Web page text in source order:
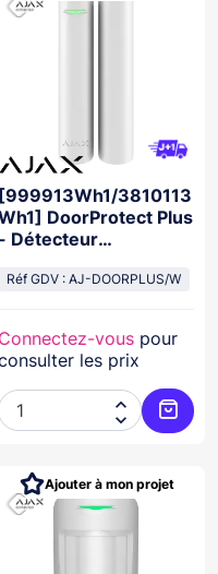
panier
[999913Wh1/3810113
DoorProtect Plus
- Détecteur
Réf GDV : AJ-DOORPLUS/W
Connectez-vous pour
les prix


Ajouter à mon projet